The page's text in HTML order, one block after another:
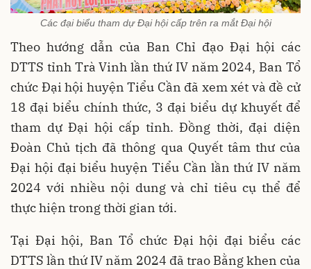
Các đại biểu tham dự Đại hội cấp trên ra mắt Đại hội
Theo hướng dẫn của Ban Chỉ đạo Đại hội các
DTTS tỉnh Trà Vinh lần thứ IV năm 2024, Ban Tổ
chức Đại hội huyện Tiểu Cần đã xem xét và đề cử
18 đại biểu chính thức, 3 đại biểu dự khuyết để
tham dự Đại hội cấp tỉnh. Đồng thời, đại diện
Đoàn Chủ tịch đã thông qua Quyết tâm thư của
Đại hội đại biểu huyện Tiểu Cần lần thứ IV năm
2024 với nhiều nội dung và chỉ tiêu cụ thể để
thực hiện trong thời gian tới.
Tại Đại hội, Ban Tổ chức Đại hội đại biểu các
DTTS lần thứ IV năm 2024 đã trao Bằng khen của